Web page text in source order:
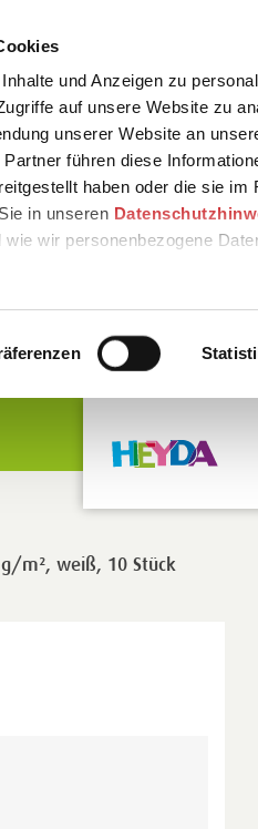
und Anzeigen zu
auf unsere Website zu
unserer Website an
führen diese
haben oder die sie im
in unseren
wir personenbezogene
g/m², weiß, 10 Stück